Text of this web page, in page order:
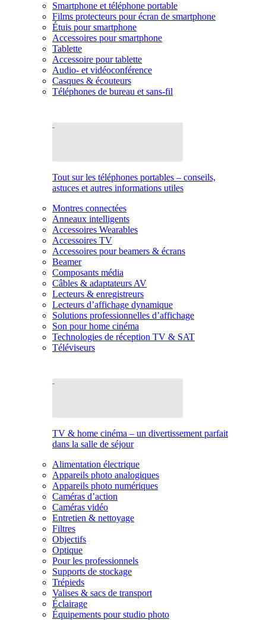
Smartphone et téléphone portable
Films protecteurs pour écran de smartphone
Étuis pour smartphone
Accessoires pour smartphone
Tablette
Accessoire pour tablette
Audio- et vidéoconférence
Casques & écouteurs
Téléphones de bureau et sans-fil
Tout sur les téléphones portables – conseils,
astuces et autres informations utiles
Montres connectées
Anneaux intelligents
Accessoires Wearables
Accessoires TV
Accessoires pour beamers & écrans
Beamer
Composants média
Câbles & adaptateurs AV
Lecteurs & enregistreurs
Lecteurs d’affichage dynamique
Solutions professionnelles d’affichage
Son pour home cinéma
Technologies de réception TV & SAT
Téléviseurs
TV & home cinéma – un divertissement parfait
dans la salle de séjour
Alimentation électrique
Appareils photo analogiques
Appareils photo numériques
Caméras d’action
Caméras vidéo
Entretien & nettoyage
Filtres
Objectifs
Optique
Pour les professionnels
Supports de stockage
Trépieds
Valises & sacs de transport
Éclairage
Équipements pour studio photo